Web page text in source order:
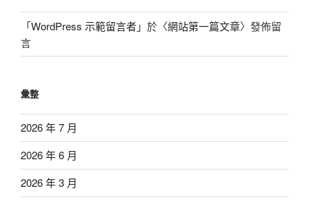
「WordPress 示範留言者」於〈網站第一篇文章〉發佈留
言
彙整
2026 年 7 月
2026 年 6 月
2026 年 3 月